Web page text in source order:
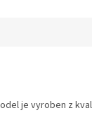
je vyroben z